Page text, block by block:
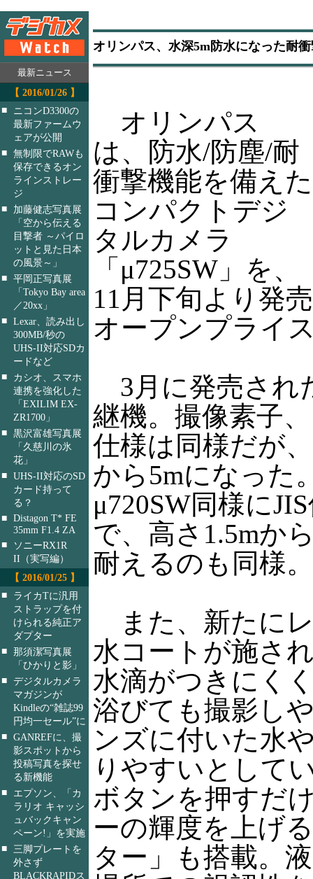
最新ニュース
【 2016/01/26 】
■
ニコンD3300の
最新ファームウ
ェアが公開
■ 無制限でRAWも
保存できるオン
ラインストレー
ジ
■
加藤健志写真展
「空から伝える
目撃者 ～パイロ
ットと見た日本
の風景～」
■ 平岡正写真展
「Tokyo Bay area
／20xx」
■ Lexar、読み出し
300MB/秒の
UHS-II対応SDカ
ードなど
■
カシオ、スマホ
連携を強化した
「EXILIM EX-
ZR1700」
■ 黒沢富雄写真展
「久慈川の氷
花」
■ UHS-II対応のSD
カード持って
る？
■ Distagon T* FE
35mm F1.4 ZA
■
ソニーRX1R
II（実写編）
【 2016/01/25 】
■
ライカTに汎用
ストラップを付
けられる純正ア
ダプター
■ 那須潔写真展
「ひかりと影」
■ デジタルカメラ
マガジンが
Kindleの“雑誌99
円均一セール”に
■ GANREFに、撮
影スポットから
投稿写真を探せ
る新機能
■
エプソン、「カ
ラリオ キャッシ
ュバックキャン
ペーン!」を実施
■ 三脚プレートを
外さず
BLACKRAPIDス
オリンパス、水深5m防水になった耐
オリンパス
は、防水/防塵/耐
衝撃機能を備えた
コンパクトデジ
タルカメラ
「μ725SW」を、
11月下旬より発
オープンプライ
3月に発売され
継機。撮像素子
仕様は同様だが
から5mになった
μ720SW同様に
で、高さ1.5mか
耐えるのも同様。
また、新たに
水コートが施さ
水滴がつきにく
浴びても撮影し
ンズに付いた水
りやすいとして
ボタンを押すだ
ーの輝度を上げ
ター」も搭載。